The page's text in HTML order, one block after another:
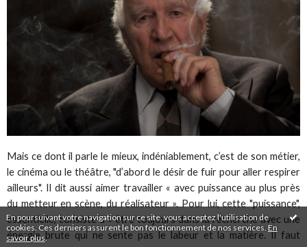
En poursuivant votre navigation sur ce site, vous acceptez l'utilisation de
cookies. Ces derniers assurent le bon fonctionnement de nos services. En
savoir plus.
Mais ce dont il parle le mieux, indéniablement, c’est de son métier,
le cinéma ou le théâtre, "d’abord le désir de fuir pour aller respirer
ailleurs". Il dit aussi aimer travailler « avec puissance au plus près
du metteur en scène, du réalisateur ». Pour lui, cette "puissance",
essentielle, consiste à « être toujours dans la recherche avec une
énergie brute qui ne sente pas le labeur et la matière. Il faut